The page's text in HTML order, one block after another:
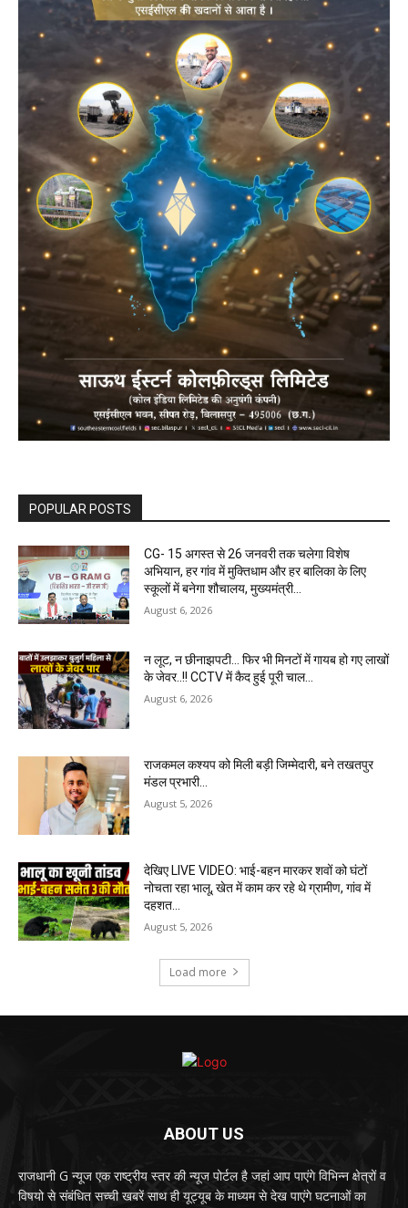
POPULAR POSTS
CG- 15 अगस्त से 26 जनवरी तक चलेगा विशेष
अभियान, हर गांव में मुक्तिधाम और हर बालिका के लिए
स्कूलों में बनेगा शौचालय, मुख्यमंत्री...
August 6, 2026
न लूट, न छीनाझपटी… फिर भी मिनटों में गायब हो गए लाखों
के जेवर..!! CCTV में कैद हुई पूरी चाल…
August 6, 2026
राजकमल कश्यप को मिली बड़ी जिम्मेदारी, बने तखतपुर
मंडल प्रभारी…
August 5, 2026
देखिए LIVE VIDEO: भाई-बहन मारकर शवों को घंटों
नोचता रहा भालू, खेत में काम कर रहे थे ग्रामीण, गांव में
दहशत…
August 5, 2026
Load more
ABOUT US
राजधानी G न्यूज एक राष्ट्रीय स्तर की न्यूज पोर्टल है जहां आप पाएंगे विभिन्न क्षेत्रों व
विषयो से संबंधित सच्ची खबरें साथ ही यूट्यूब के माध्यम से देख पाएंगे घटनाओं का